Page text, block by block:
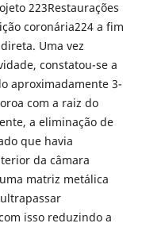
223Restaurações
coronária224 a fim
Uma vez
constatou-se a
aproximadamente 3-
com a raiz do
a eliminação de
que havia
da câmara
matriz metálica
isso reduzindo a